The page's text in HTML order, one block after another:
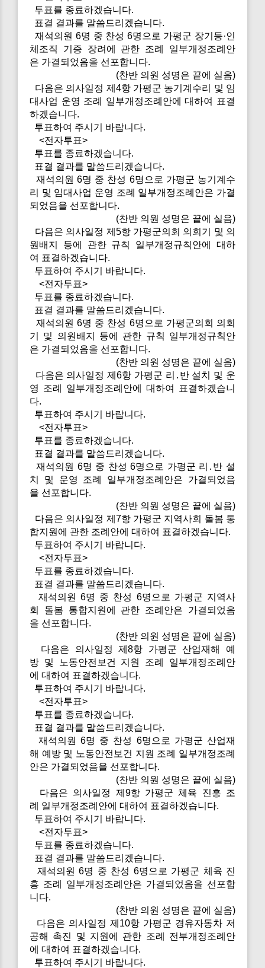
투표를 종료하겠습니다.
표결 결과를 말씀드리겠습니다.
재석의원 6명 중 찬성 6명으로 가평군 장기등·인
체조직 기증 장려에 관한 조례 일부개정조례안
은 가결되었음을 선포합니다.
(찬반 의원 성명은 끝에 실음)
다음은 의사일정 제4항 가평군 농기계수리 및 임
대사업 운영 조례 일부개정조례안에 대하여 표결
하겠습니다.
투표하여 주시기 바랍니다.
<전자투표>
투표를 종료하겠습니다.
표결 결과를 말씀드리겠습니다.
재석의원 6명 중 찬성 6명으로 가평군 농기계수
리 및 임대사업 운영 조례 일부개정조례안은 가결
되었음을 선포합니다.
(찬반 의원 성명은 끝에 실음)
다음은 의사일정 제5항 가평군의회 의회기 및 의
원배지 등에 관한 규칙 일부개정규칙안에 대하
여 표결하겠습니다.
투표하여 주시기 바랍니다.
<전자투표>
투표를 종료하겠습니다.
표결 결과를 말씀드리겠습니다.
재석의원 6명 중 찬성 6명으로 가평군의회 의회
기 및 의원배지 등에 관한 규칙 일부개정규칙안
은 가결되었음을 선포합니다.
(찬반 의원 성명은 끝에 실음)
다음은 의사일정 제6항 가평군 리․반 설치 및 운
영 조례 일부개정조례안에 대하여 표결하겠습니
다.
투표하여 주시기 바랍니다.
<전자투표>
투표를 종료하겠습니다.
표결 결과를 말씀드리겠습니다.
재석의원 6명 중 찬성 6명으로 가평군 리․반 설
치 및 운영 조례 일부개정조례안은 가결되었음
을 선포합니다.
(찬반 의원 성명은 끝에 실음)
다음은 의사일정 제7항 가평군 지역사회 돌봄 통
합지원에 관한 조례안에 대하여 표결하겠습니다.
투표하여 주시기 바랍니다.
<전자투표>
투표를 종료하겠습니다.
표결 결과를 말씀드리겠습니다.
재석의원 6명 중 찬성 6명으로 가평군 지역사
회 돌봄 통합지원에 관한 조례안은 가결되었음
을 선포합니다.
(찬반 의원 성명은 끝에 실음)
다음은 의사일정 제8항 가평군 산업재해 예
방 및 노동안전보건 지원 조례 일부개정조례안
에 대하여 표결하겠습니다.
투표하여 주시기 바랍니다.
<전자투표>
투표를 종료하겠습니다.
표결 결과를 말씀드리겠습니다.
재석의원 6명 중 찬성 6명으로 가평군 산업재
해 예방 및 노동안전보건 지원 조례 일부개정조례
안은 가결되었음을 선포합니다.
(찬반 의원 성명은 끝에 실음)
다음은 의사일정 제9항 가평군 체육 진흥 조
례 일부개정조례안에 대하여 표결하겠습니다.
투표하여 주시기 바랍니다.
<전자투표>
투표를 종료하겠습니다.
표결 결과를 말씀드리겠습니다.
재석의원 6명 중 찬성 6명으로 가평군 체육 진
흥 조례 일부개정조례안은 가결되었음을 선포합
니다.
(찬반 의원 성명은 끝에 실음)
다음은 의사일정 제10항 가평군 경유자동차 저
공해 촉진 및 지원에 관한 조례 전부개정조례안
에 대하여 표결하겠습니다.
투표하여 주시기 바랍니다.